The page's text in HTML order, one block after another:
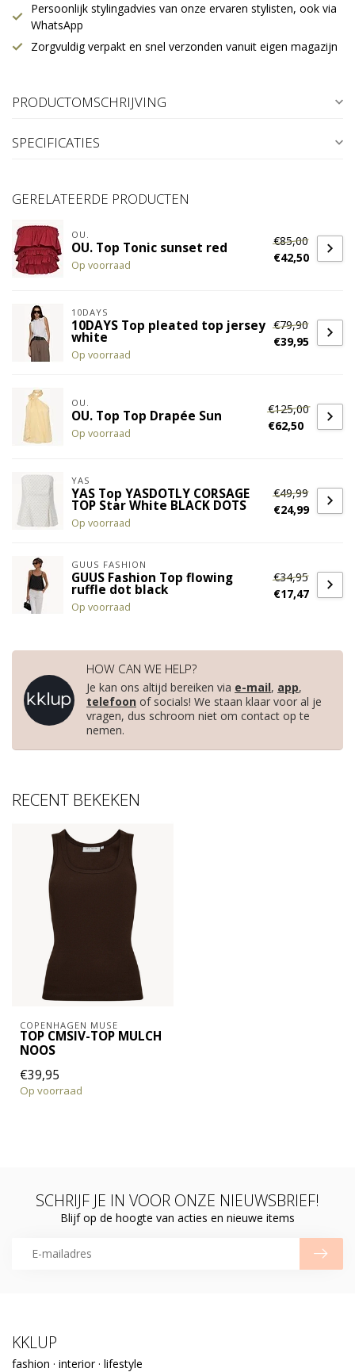
Persoonlijk stylingadvies van onze ervaren stylisten, ook via
WhatsApp
Zorgvuldig verpakt en snel verzonden vanuit eigen magazijn
PRODUCTOMSCHRIJVING
SPECIFICATIES
GERELATEERDE PRODUCTEN
OU.
OU. Top Tonic sunset red
Op voorraad
€85,00
€42,50
10DAYS
10DAYS Top pleated top jersey
white
Op voorraad
€79,90
€39,95
OU.
OU. Top Top Drapée Sun
Op voorraad
€125,00
€62,50
YAS
YAS Top YASDOTLY CORSAGE
TOP Star White BLACK DOTS
Op voorraad
€49,99
€24,99
GUUS FASHION
GUUS Fashion Top flowing
ruffle dot black
Op voorraad
€34,95
€17,47
HOW CAN WE HELP?
Je kan ons altijd bereiken via e-mail, app,
telefoon of socials! We staan klaar voor al je
vragen, dus schroom niet om contact op te
nemen.
RECENT BEKEKEN
COPENHAGEN MUSE
TOP CMSIV-TOP MULCH
NOOS
€39,95
Op voorraad
SCHRIJF JE IN VOOR ONZE NIEUWSBRIEF!
Blijf op de hoogte van acties en nieuwe items
KKLUP
fashion · interior · lifestyle